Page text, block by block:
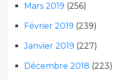
Mars 2019 (256)
Février 2019 (239)
Janvier 2019 (227)
Décembre 2018 (223)